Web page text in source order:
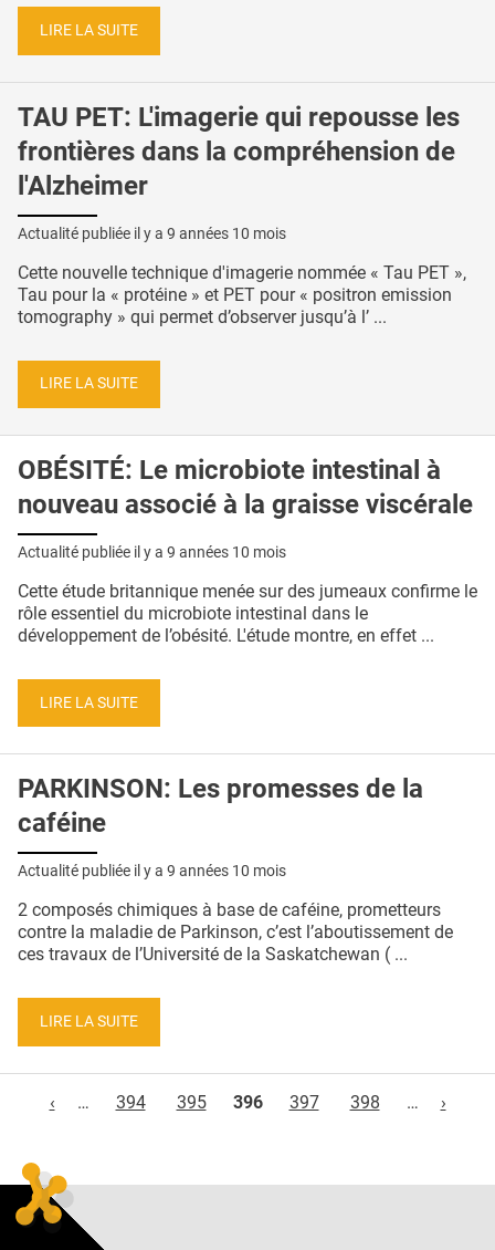
LIRE LA SUITE
TAU PET: L'imagerie qui repousse les
frontières dans la compréhension de
l'Alzheimer
Actualité publiée il y a 9 années 10 mois
Cette nouvelle technique d'imagerie nommée « Tau PET »,
Tau pour la « protéine » et PET pour « positron emission
tomography » qui permet d’observer jusqu’à l’ ...
LIRE LA SUITE
OBÉSITÉ: Le microbiote intestinal à
nouveau associé à la graisse viscérale
Actualité publiée il y a 9 années 10 mois
Cette étude britannique menée sur des jumeaux confirme le
rôle essentiel du microbiote intestinal dans le
développement de l’obésité. L'étude montre, en effet ...
LIRE LA SUITE
PARKINSON: Les promesses de la
caféine
Actualité publiée il y a 9 années 10 mois
2 composés chimiques à base de caféine, prometteurs
contre la maladie de Parkinson, c’est l’aboutissement de
ces travaux de l’Université de la Saskatchewan ( ...
LIRE LA SUITE
‹
… 394 395 396 397 398 … ›